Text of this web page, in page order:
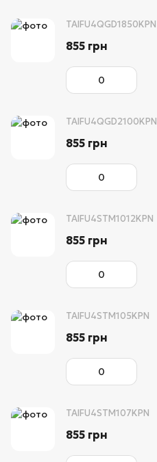
TAIFU4QGD1850KPN
855 грн
TAIFU4QGD2100KPN
855 грн
TAIFU4STM1012KPN
855 грн
TAIFU4STM105KPN
855 грн
TAIFU4STM107KPN
855 грн